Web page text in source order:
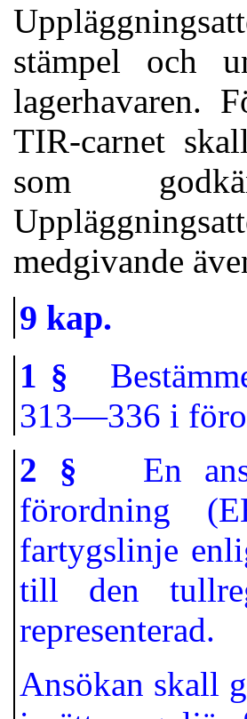
stämpel och
lagerhavaren.
TIR-carnet
som
medgivande
9 kap.
1 §
313—336 i
2 § En
förordning
fartygslinje
till den
representerad.
Ansökan skall